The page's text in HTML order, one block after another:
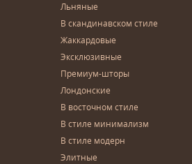
Льняные
В скандинавском стиле
Жаккардовые
Эксклюзивные
Премиум-шторы
Лондонские
В восточном стиле
В стиле минимализм
В стиле модерн
Элитные